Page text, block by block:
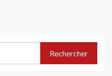
Rechercher